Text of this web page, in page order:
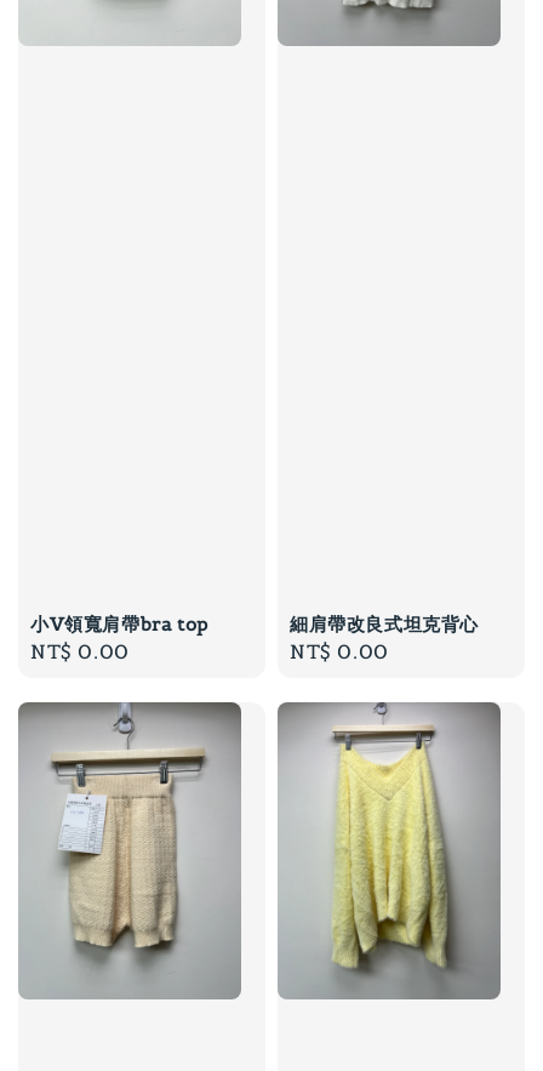
小V領寬肩帶bra top
Regular
NT$ 0.00
細肩帶改良式坦克背心
Regular
NT$ 0.00